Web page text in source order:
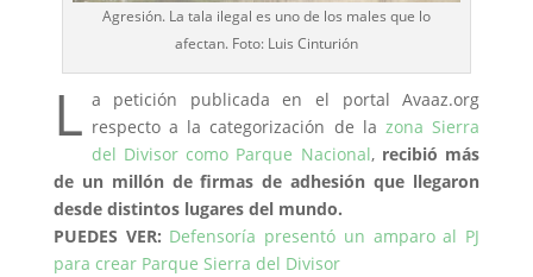
Agresión. La tala ilegal es uno de los males que lo
afectan. Foto: Luis Cinturión
L a petición publicada en el portal Avaaz.org
respecto a la categorización de la zona Sierra
del Divisor como Parque Nacional, recibió más
de un millón de firmas de adhesión que llegaron
desde distintos lugares del mundo.
PUEDES VER: Defensoría presentó un amparo al PJ
para crear Parque Sierra del Divisor